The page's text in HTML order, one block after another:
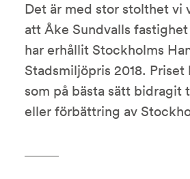
Det är med stor stolthet vi
att Åke Sundvalls fastighet
har erhållit Stockholms
Stadsmiljöpris 2018.
som på bästa sätt bidragit
eller förbättring av